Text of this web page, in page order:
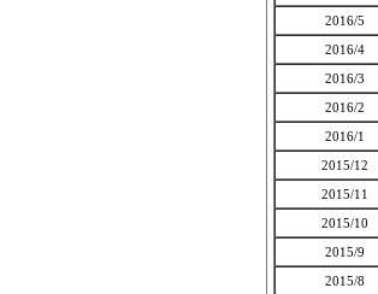
2016/5
2016/4
2016/3
2016/2
2016/1
2015/12
2015/11
2015/10
2015/9
2015/8